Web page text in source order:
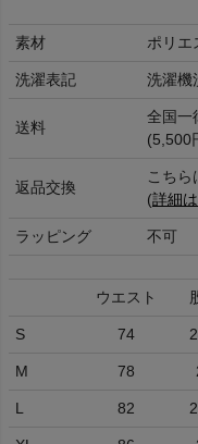
素材 ポリエ
洗濯表記 洗濯機
送料
全国一
(5,500
返品交換
こちら
(詳細
ラッピング 不可
ウエスト
S 74
M 78
L 82